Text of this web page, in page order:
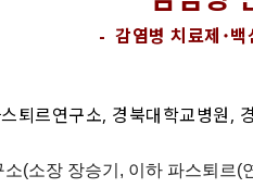
- 감염병 치료제˙백
퇴르연구소, 경북대학교병원,
(소장 장승기, 이하 파스퇴르